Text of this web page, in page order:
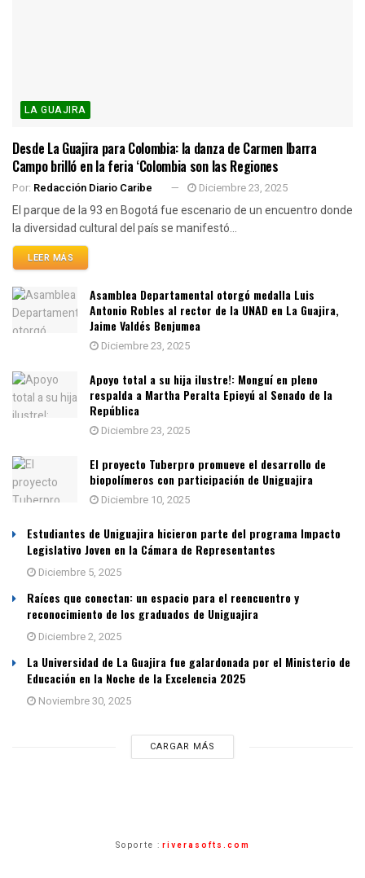
LA GUAJIRA
Desde La Guajira para Colombia: la danza de Carmen Ibarra
Campo brilló en la feria ‘Colombia son las Regiones
Por: Redacción Diario Caribe Diciembre 23, 2025
El parque de la 93 en Bogotá fue escenario de un encuentro donde
la diversidad cultural del país se manifestó...
LEER MÁS
Asamblea Departamental otorgó medalla Luis
Antonio Robles al rector de la UNAD en La Guajira,
Jaime Valdés Benjumea
Diciembre 23, 2025
Apoyo total a su hija ilustre!: Monguí en pleno
respalda a Martha Peralta Epieyú al Senado de la
República
Diciembre 23, 2025
El proyecto Tuberpro promueve el desarrollo de
biopolímeros con participación de Uniguajira
Diciembre 10, 2025
Estudiantes de Uniguajira hicieron parte del programa Impacto
Legislativo Joven en la Cámara de Representantes
Diciembre 5, 2025
Raíces que conectan: un espacio para el reencuentro y
reconocimiento de los graduados de Uniguajira
Diciembre 2, 2025
La Universidad de La Guajira fue galardonada por el Ministerio de
Educación en la Noche de la Excelencia 2025
Noviembre 30, 2025
CARGAR MÁS
Soporte : riverasofts.com